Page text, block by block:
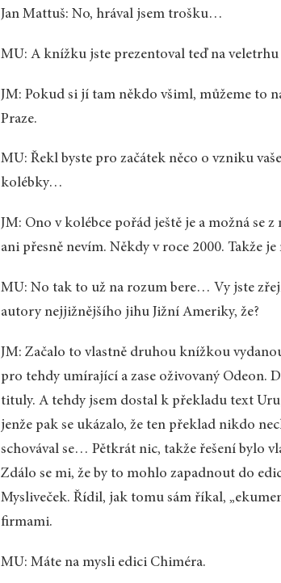
Jan Mattuš: No, hrával jsem trošku…
MU: A knížku jste prezentoval teď na veletrhu
JM: Pokud si jí tam někdo všiml, můžeme to
Praze.
MU: Řekl byste pro začátek něco o vzniku
kolébky…
JM: Ono v kolébce pořád ještě je a možná se
ani přesně nevím. Někdy v roce 2000. Takže je
MU: No tak to už na rozum bere… Vy jste
autory nejjižnějšího jihu Jižní Ameriky, že?
JM: Začalo to vlastně druhou knížkou
pro tehdy umírající a zase oživovaný Odeon.
tituly. A tehdy jsem dostal k překladu text
jenže pak se ukázalo, že ten překlad nikdo
schovával se… Pětkrát nic, takže řešení bylo
Zdálo se mi, že by to mohlo zapadnout do
Mysliveček. Řídil, jak tomu sám říkal,
firmami.
MU: Máte na mysli edici Chiméra.